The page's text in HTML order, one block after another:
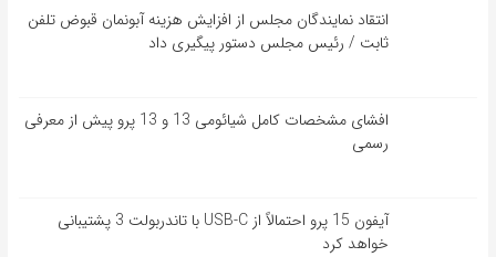
انتقاد نمایندگان مجلس از افزایش هزینه آبونمان قبوض تلفن
ثابت / رئیس مجلس دستور پیگیری داد
افشای مشخصات کامل شیائومی 13 و 13 پرو پیش از معرفی
رسمی
آیفون 15 پرو احتمالاً از USB-C با تاندربولت 3 پشتیبانی
خواهد کرد